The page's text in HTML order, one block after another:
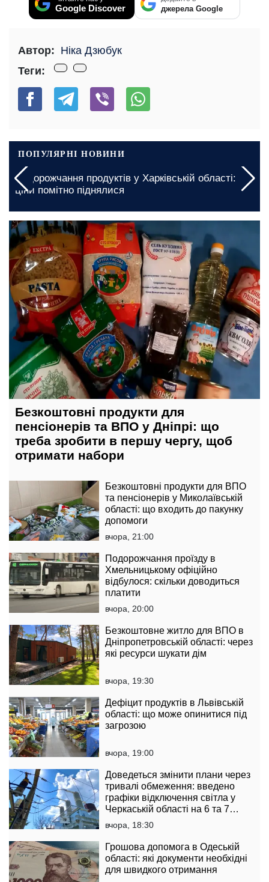
Google Discover джерела Google
Автор: Ніка Дзюбук
Теги:
ПОПУЛЯРНІ НОВИНИ
Подорожчання продуктів у Харківській області:
ціни помітно піднялися
сьогодні, 05:00
Безкоштовні продукти для
пенсіонерів та ВПО у Дніпрі: що
треба зробити в першу чергу, щоб
отримати набори
Безкоштовні продукти для ВПО
та пенсіонерів у Миколаївській
області: що входить до пакунку
допомоги
вчора, 21:00
Подорожчання проїзду в
Хмельницькому офіційно
відбулося: скільки доводиться
платити
вчора, 20:00
Безкоштовне житло для ВПО в
Дніпропетровській області: через
які ресурси шукати дім
вчора, 19:30
Дефіцит продуктів в Львівській
області: що може опинитися під
загрозою
вчора, 19:00
Доведеться змінити плани через
тривалі обмеження: введено
графіки відключення світла у
Черкаській області на 6 та 7
серпня
вчора, 18:30
Грошова допомога в Одеській
області: які документи необхідні
для швидкого отримання